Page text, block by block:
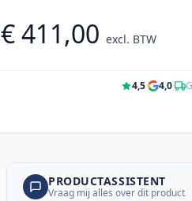
€ 411,00 excl. BTW
4,5· 4,0·
PRODUCTASSISTENT
Vraag mij alles over dit product